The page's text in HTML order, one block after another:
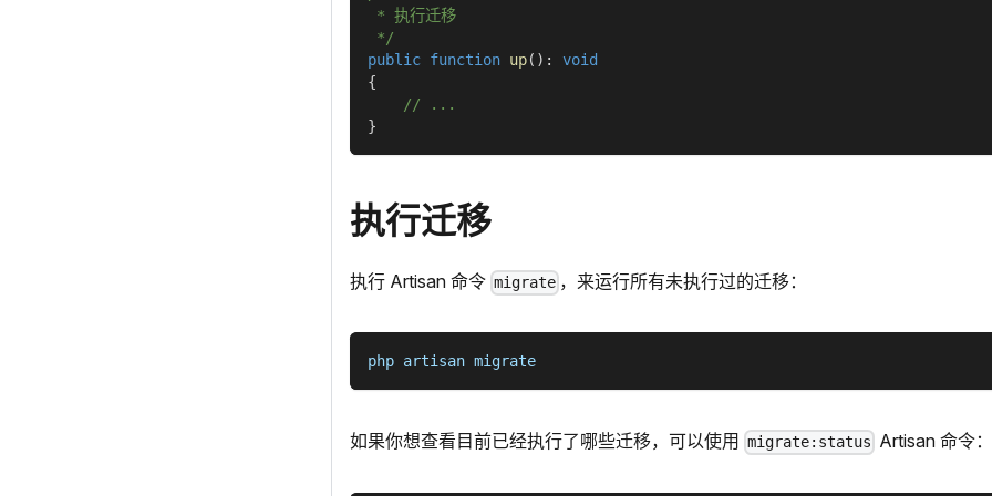
* 执行迁移
*/
public function up( ) :
void
{
// ...
}
执行迁移
执行 Artisan 命令 migrate ，来运行所有未执行过的迁移：
php artisan migrate
如果你想查看目前已经执行了哪些迁移，可以使用 migrate:status Artisan 命令